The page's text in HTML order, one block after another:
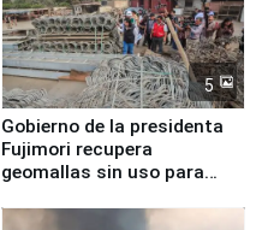
5
Gobierno de la presidenta
Fujimori recupera
geomallas sin uso para
Fenómeno El Niño